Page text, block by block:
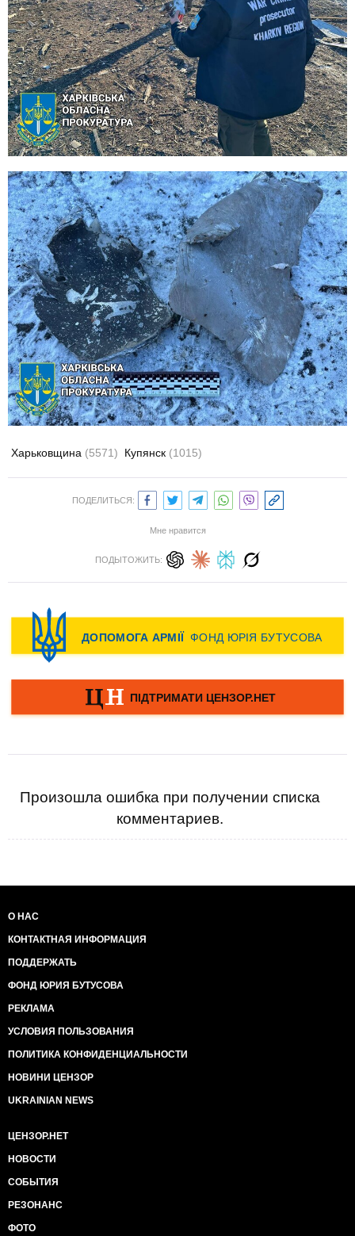
Харьковщина (5571) Купянск (1015)
ПОДЕЛИТЬСЯ:
Мне нравится
ПОДЫТОЖИТЬ:
Произошла ошибка при получении списка
комментариев.
О НАС
КОНТАКТНАЯ ИНФОРМАЦИЯ
ПОДДЕРЖАТЬ
ФОНД ЮРИЯ БУТУСОВА
РЕКЛАМА
УСЛОВИЯ ПОЛЬЗОВАНИЯ
ПОЛИТИКА КОНФИДЕНЦИАЛЬНОСТИ
НОВИНИ ЦЕНЗОР
UKRAINIAN NEWS
ЦЕНЗОР.НЕТ
НОВОСТИ
СОБЫТИЯ
РЕЗОНАНС
ФОТО